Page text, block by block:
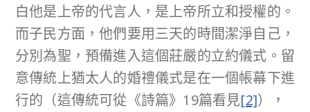
白他是上帝的代言人，是上帝所立和授權的。
而子民方面，他們要用三天的時間潔淨自己，
分別為聖，預備進入這個莊嚴的立約儀式。留
意傳統上猶太人的婚禮儀式是在一個帳幕下進
行的（這傳統可從《詩篇》19篇看見[2]），